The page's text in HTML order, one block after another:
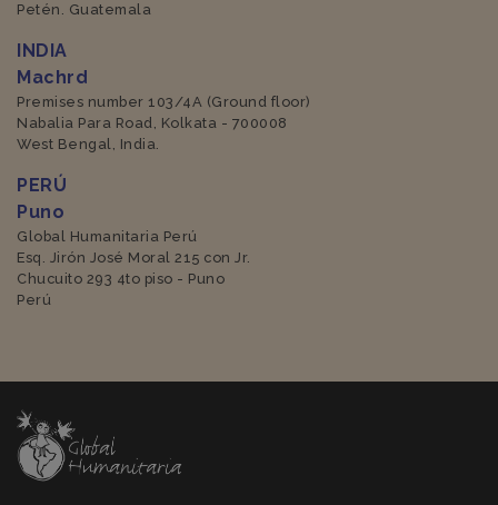
Petén. Guatemala
INDIA
Machrd
Premises number 103/4A (Ground floor)
Nabalia Para Road, Kolkata - 700008
West Bengal, India.
PERÚ
Puno
Global Humanitaria Perú
Esq. Jirón José Moral 215 con Jr.
Chucuito 293 4to piso - Puno
Perú